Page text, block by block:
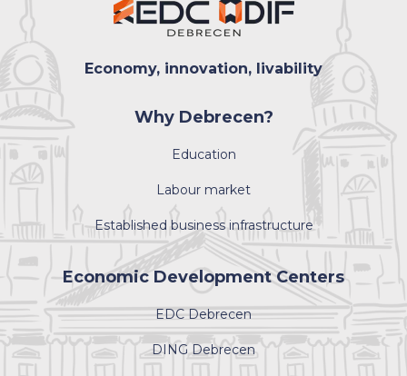
Economy, innovation, livability
Why Debrecen?
Education
Labour market
Established business infrastructure
Economic Development Centers
EDC Debrecen
DING Debrecen